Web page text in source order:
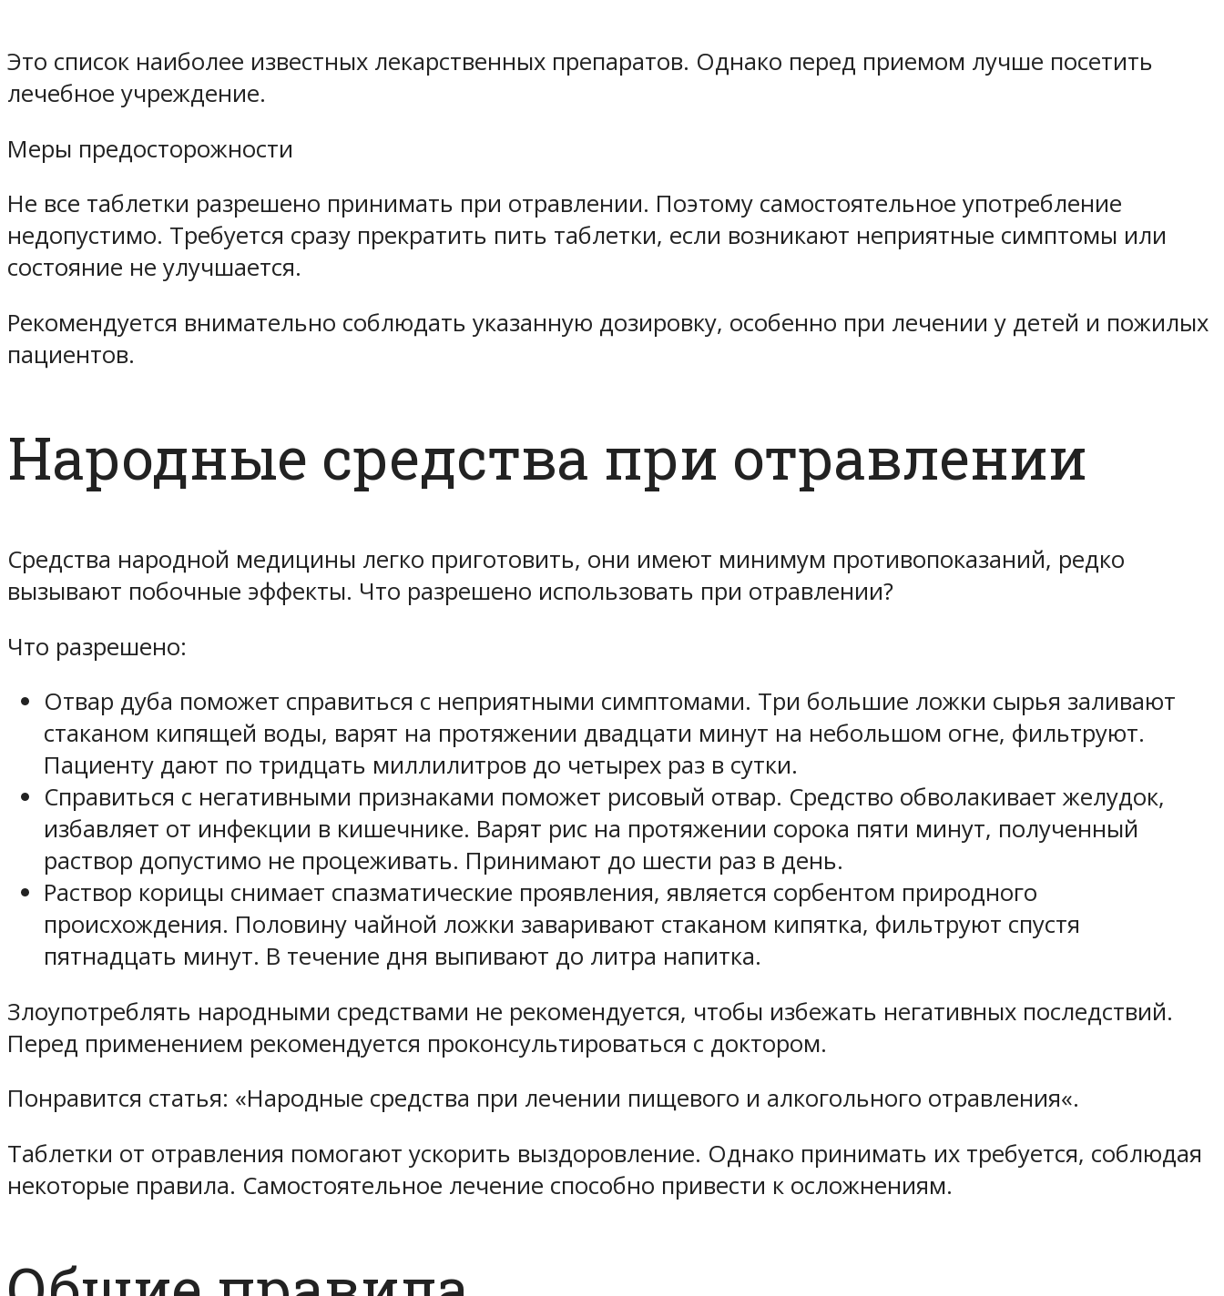
Это список наиболее известных лекарственных препаратов. Однако перед приемом лучше посетить
лечебное учреждение.
Меры предосторожности
Не все таблетки разрешено принимать при отравлении. Поэтому самостоятельное употребление
недопустимо. Требуется сразу прекратить пить таблетки, если возникают неприятные симптомы или
состояние не улучшается.
Рекомендуется внимательно соблюдать указанную дозировку, особенно при лечении у детей и пожилых
пациентов.
Народные средства при отравлении
Средства народной медицины легко приготовить, они имеют минимум противопоказаний, редко
вызывают побочные эффекты. Что разрешено использовать при отравлении?
Что разрешено:
Отвар дуба поможет справиться с неприятными симптомами. Три большие ложки сырья заливают
стаканом кипящей воды, варят на протяжении двадцати минут на небольшом огне, фильтруют.
Пациенту дают по тридцать миллилитров до четырех раз в сутки.
Справиться с негативными признаками поможет рисовый отвар. Средство обволакивает желудок,
избавляет от инфекции в кишечнике. Варят рис на протяжении сорока пяти минут, полученный
раствор допустимо не процеживать. Принимают до шести раз в день.
Раствор корицы снимает спазматические проявления, является сорбентом природного
происхождения. Половину чайной ложки заваривают стаканом кипятка, фильтруют спустя
пятнадцать минут. В течение дня выпивают до литра напитка.
Злоупотреблять народными средствами не рекомендуется, чтобы избежать негативных последствий.
Перед применением рекомендуется проконсультироваться с доктором.
Понравится статья: «Народные средства при лечении пищевого и алкогольного отравления«.
Таблетки от отравления помогают ускорить выздоровление. Однако принимать их требуется, соблюдая
некоторые правила. Самостоятельное лечение способно привести к осложнениям.